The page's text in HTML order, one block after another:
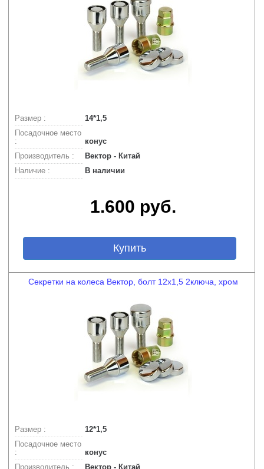
Размер :
14*1,5
Посадочное место
:
конус
Производитель :
Вектор - Китай
Наличие :
В наличии
1.600 руб.
Купить
Секретки на колеса Вектор, болт 12x1,5 2ключа, хром
Размер :
12*1,5
Посадочное место
:
конус
Производитель :
Вектор - Китай